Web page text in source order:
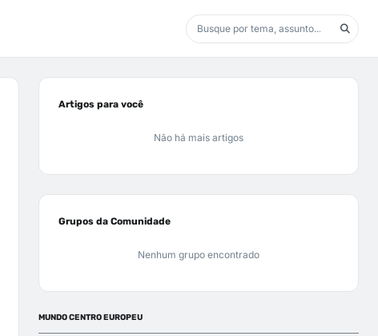
Artigos para você
Não há mais artigos
Grupos da Comunidade
Nenhum grupo encontrado
MUNDO CENTRO EUROPEU